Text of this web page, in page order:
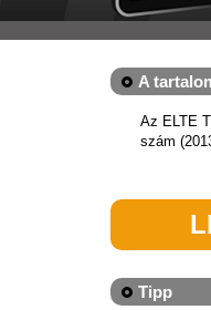
A
Az ELTE
szám
Tipp